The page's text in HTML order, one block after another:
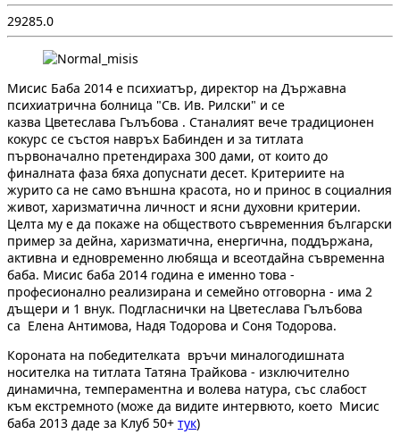
29285.0
Мисис Баба 2014 e психиатър, директор на Държавна
психиатрична болница "Св. Ив. Рилски" и се
казва Цветеслава Гълъбова . Станалият вече традиционен
кокурс се състоя навръх Бабинден и за титлата
първоначално претендираха 300 дами, от които до
финалната фаза бяха допуснати десет. Критериите на
журито са не само външна красота, но и принос в социалния
живот, харизматична личност и ясни духовни критерии.
Целта му е да покаже на обществото съвременния български
пример за дейна, харизматична, енергична, поддържана,
активна и едновременно любяща и всеотдайна съвременна
баба. Мисис баба 2014 година е именно това -
професионално реализирана и семейно отговорна - има 2
дъщери и 1 внук. Подгласнички на Цветеслава Гълъбова
са Елена Антимова, Надя Тодорова и Соня Тодорова.
Короната на победителката връчи миналогодишната
носителка на титлата Татяна Трайкова - изключително
динамична, темпераментна и волева натура, със слабост
към екстремното (може да видите интервюто, което Мисис
баба 2013 даде за Клуб 50+ тук)